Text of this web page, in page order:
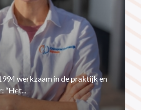
werkzaam in de praktijk en
“Het...